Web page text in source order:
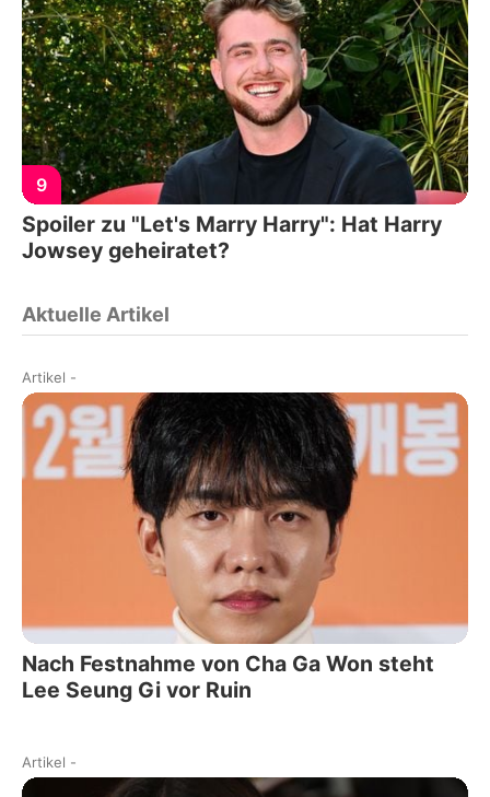
9
Spoiler zu "Let's Marry Harry": Hat Harry
Jowsey geheiratet?
Aktuelle Artikel
Artikel -
Nach Festnahme von Cha Ga Won steht
Lee Seung Gi vor Ruin
Artikel -